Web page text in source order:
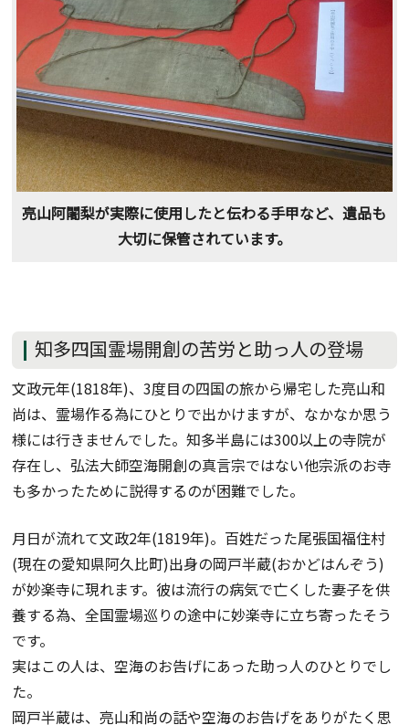
亮山阿闍梨が実際に使用したと伝わる手甲など、遺品も
大切に保管されています。
知多四国霊場開創の苦労と助っ人の登場
文政元年(1818年)、3度目の四国の旅から帰宅した亮山和
尚は、霊場作る為にひとりで出かけますが、なかなか思う
様には行きませんでした。知多半島には300以上の寺院が
存在し、弘法大師空海開創の真言宗ではない他宗派のお寺
も多かったために説得するのが困難でした。
月日が流れて文政2年(1819年)。百姓だった尾張国福住村
(現在の愛知県阿久比町)出身の岡戸半蔵(おかどはんぞう)
が妙楽寺に現れます。彼は流行の病気で亡くした妻子を供
養する為、全国霊場巡りの途中に妙楽寺に立ち寄ったそう
です。
実はこの人は、空海のお告げにあった助っ人のひとりでし
た。
岡戸半蔵は、亮山和尚の話や空海のお告げをありがたく思